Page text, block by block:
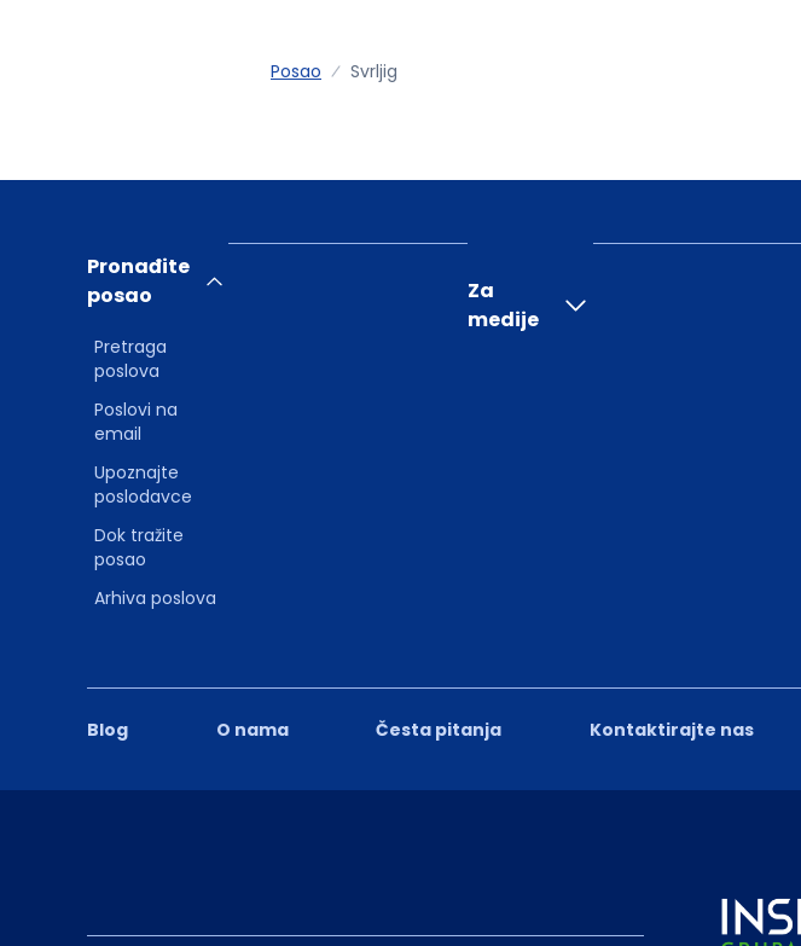
Posao Svrljig
Blog O nama Česta pitanja Kontaktirajte nas
Pronađite
posao
Pretraga
poslova
Poslovi na
email
Upoznajte
poslodavce
Dok tražite
posao
Arhiva poslova
Za
medije